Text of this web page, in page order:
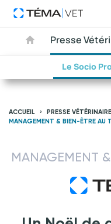
Presse
Le Socio
ACCUEIL PRESSE VÉTÉRINAIRE
MANAGEMENT & BIEN-ÊTRE AU
MANAGEMENT